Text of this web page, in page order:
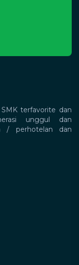
terfavorite dan
unggul dan
/ perhotelan dan